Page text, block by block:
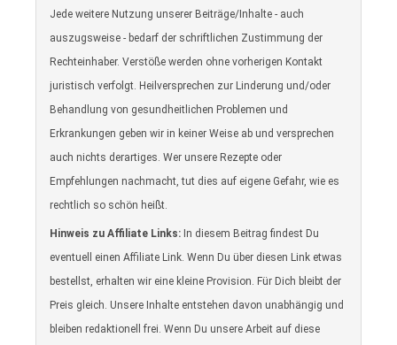
Jede weitere Nutzung unserer Beiträge/Inhalte - auch
auszugsweise - bedarf der schriftlichen Zustimmung der
Rechteinhaber. Verstöße werden ohne vorherigen Kontakt
juristisch verfolgt. Heilversprechen zur Linderung und/oder
Behandlung von gesundheitlichen Problemen und
Erkrankungen geben wir in keiner Weise ab und versprechen
auch nichts derartiges. Wer unsere Rezepte oder
Empfehlungen nachmacht, tut dies auf eigene Gefahr, wie es
rechtlich so schön heißt.
Hinweis zu Affiliate Links: In diesem Beitrag findest Du
eventuell einen Affiliate Link. Wenn Du über diesen Link etwas
bestellst, erhalten wir eine kleine Provision. Für Dich bleibt der
Preis gleich. Unsere Inhalte entstehen davon unabhängig und
bleiben redaktionell frei. Wenn Du unsere Arbeit auf diese